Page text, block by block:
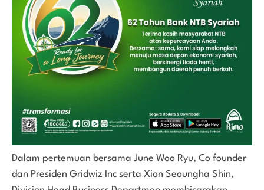
Dalam pertemuan bersama June Woo Ryu, Co founder
dan Presiden Gridwiz Inc serta Xion Seoungha Shin,